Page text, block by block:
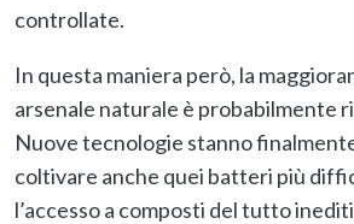
controllate.
In questa maniera però, la
arsenale naturale è probabilmente
Nuove tecnologie stanno
coltivare anche quei batteri più
l’accesso a composti del tutto